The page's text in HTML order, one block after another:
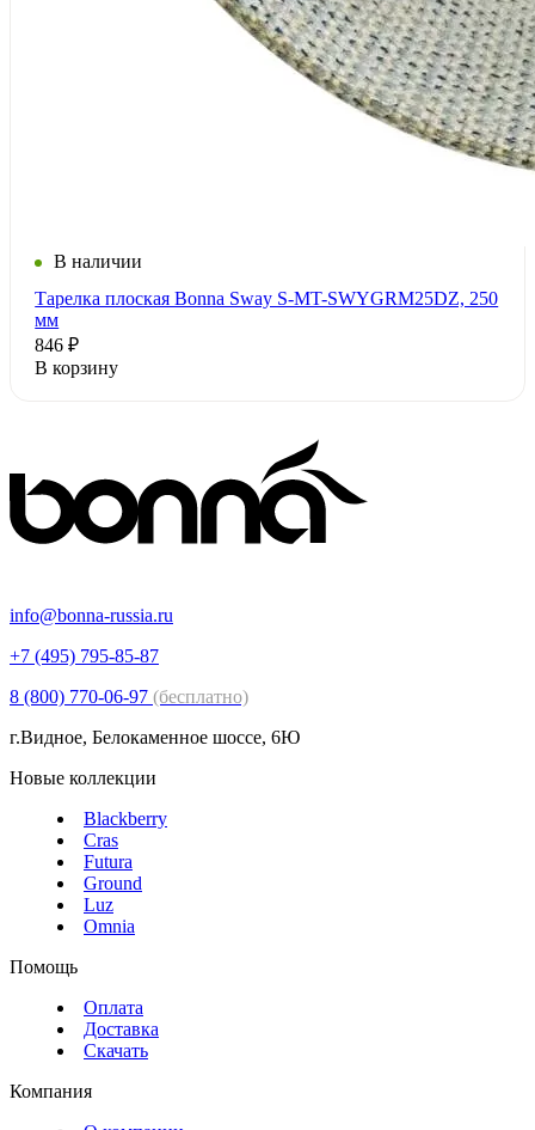
В наличии
Тарелка плоская Bonna Sway S-MT-SWYGRM25DZ, 250
мм
846 ₽
В корзину
info@bonna-russia.ru
+7 (495) 795-85-87
8 (800) 770-06-97 (бесплатно)
г.Видное, Белокаменное шоссе, 6Ю
Новые коллекции
Blackberry
Cras
Futura
Ground
Luz
Omnia
Помощь
Оплата
Доставка
Скачать
Компания